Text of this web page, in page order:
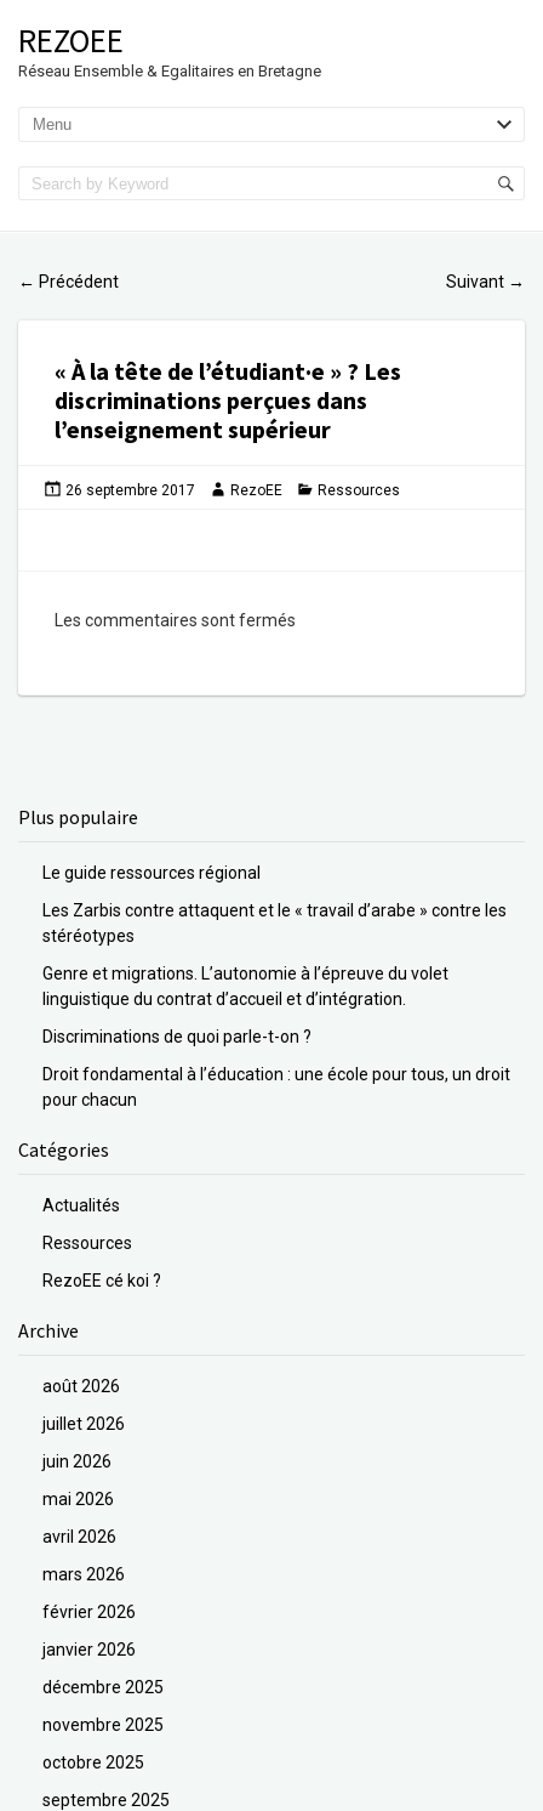
REZOEE
Réseau Ensemble & Egalitaires en Bretagne
← Précédent Suivant →
« À la tête de l’étudiant·e » ? Les
discriminations perçues dans
l’enseignement supérieur
26 septembre 2017 RezoEE Ressources
Les commentaires sont fermés
Plus populaire
Le guide ressources régional
Les Zarbis contre attaquent et le « travail d’arabe » contre les
stéréotypes
Genre et migrations. L’autonomie à l’épreuve du volet
linguistique du contrat d’accueil et d’intégration.
Discriminations de quoi parle-t-on ?
Droit fondamental à l’éducation : une école pour tous, un droit
pour chacun
Catégories
Actualités
Ressources
RezoEE cé koi ?
Archive
août 2026
juillet 2026
juin 2026
mai 2026
avril 2026
mars 2026
février 2026
janvier 2026
décembre 2025
novembre 2025
octobre 2025
septembre 2025